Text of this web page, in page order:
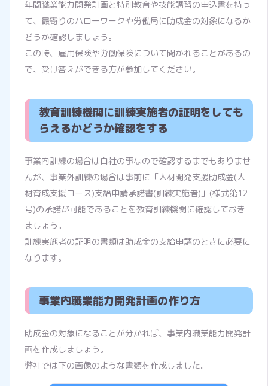
年間職業能力開発計画と特別教育や技能講習の申込書を持っ
て、最寄りのハローワークや労働局に助成金の対象になるか
どうか確認しましょう。
この時、雇用保険や労働保険について聞かれることがあるの
で、受け答えができる方が参加してください。
教育訓練機関に訓練実施者の証明をしても
らえるかどうか確認をする
事業内訓練の場合は自社の事なので確認するまでもありませ
んが、事業外訓練の場合は事前に「人材開発支援助成金(人
材育成支援コース)支給申請承諾書(訓練実施者)」(様式第12
号)の承諾が可能であることを教育訓練機関に確認しておき
ましょう。
訓練実施者の証明の書類は助成金の支給申請のときに必要に
なります。
事業内職業能力開発計画の作り方
助成金の対象になることが分かれば、事業内職業能力開発計
画を作成しましょう。
弊社では下の画像のような書類を作成しました。